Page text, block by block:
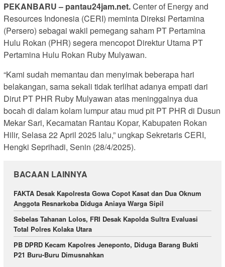
PEKANBARU – pantau24jam.net.Center of Energy and
Resources Indonesia (CERI) meminta Direksi Pertamina
(Persero) sebagai wakil pemegang saham PT Pertamina
Hulu Rokan (PHR) segera mencopot Direktur Utama PT
Pertamina Hulu Rokan Ruby Mulyawan.
“Kami sudah memantau dan menyimak beberapa hari
belakangan, sama sekali tidak terlihat adanya empati dari
Dirut PT PHR Ruby Mulyawan atas meninggalnya dua
bocah di dalam kolam lumpur atau mud pit PT PHR di Dusun
Mekar Sari, Kecamatan Rantau Kopar, Kabupaten Rokan
Hilir, Selasa 22 April 2025 lalu,” ungkap Sekretaris CERI,
Hengki Seprihadi, Senin (28/4/2025).
BACAAN LAINNYA
FAKTA Desak Kapolresta Gowa Copot Kasat dan Dua Oknum
Anggota Resnarkoba Diduga Aniaya Warga Sipil
Sebelas Tahanan Lolos, FRI Desak Kapolda Sultra Evaluasi
Total Polres Kolaka Utara
PB DPRD Kecam Kapolres Jeneponto, Diduga Barang Bukti
P21 Buru-Buru Dimusnahkan